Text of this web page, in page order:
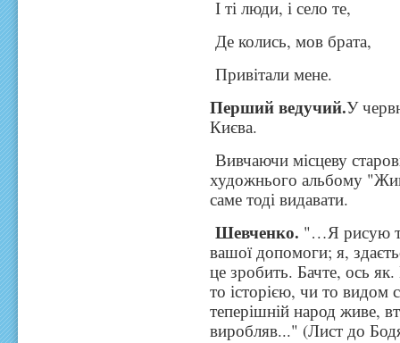
І ті люди, і село те,
Де колись, мов брата,
Привітали мене.
Перший ведучий.У
Києва.
Вивчаючи місцеву
художнього альбому
саме тоді видавати.
Шевченко. "…Я рисую
вашої допомоги; я,
це зробить. Бачте, ось
то історією, чи то видом
теперішній народ живе,
виробляв..." (Лист до